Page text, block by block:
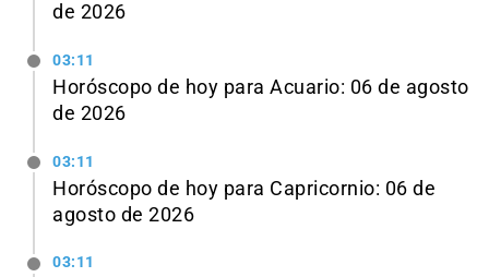
de 2026
03:11
Horóscopo de hoy para Acuario: 06 de agosto
de 2026
03:11
Horóscopo de hoy para Capricornio: 06 de
agosto de 2026
03:11